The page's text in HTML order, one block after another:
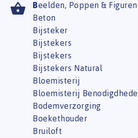
Beelden, Poppen & Figuren
Beton
Bijsteker
Bijstekers
Bijstekers
Bijstekers Natural
Bloemisterij
Bloemisterij
Bodemverzorging
Boekethouder
Bruiloft